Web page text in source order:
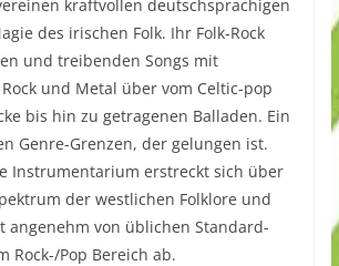
vereinen kraftvollen deutschsprachigen
des irischen Folk. Ihr Folk-Rock
und treibenden Songs mit
und Metal über vom Celtic-pop
bis hin zu getragenen Balladen. Ein
Genre-Grenzen, der gelungen ist.
Instrumentarium erstreckt sich über
der westlichen Folklore und
angenehm von üblichen Standard-
Rock-/Pop Bereich ab.